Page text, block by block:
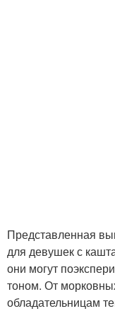
Представленная
для девушек с
они могут
тоном. От
обладательницам